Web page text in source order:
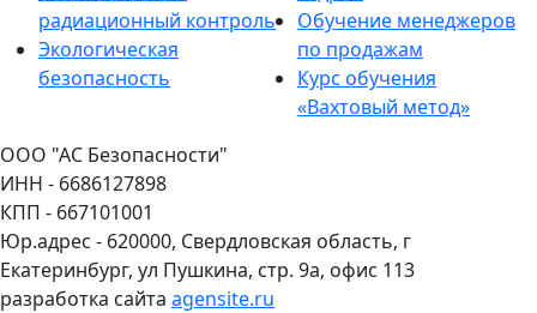
радиационный контроль
Экологическая
безопасность
Обучение менеджеров
по продажам
Курс обучения
«Вахтовый метод»
ООО "АС Безопасности"
ИНН - 6686127898
КПП - 667101001
Юр.адрес - 620000, Свердловская область, г
Екатеринбург, ул Пушкина, стр. 9а, офис 113
разработка сайта agensite.ru